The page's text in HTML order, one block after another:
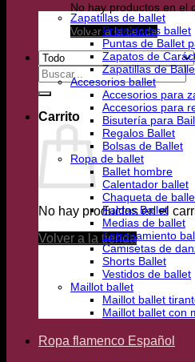
No hay productos en el
Volver a la tienda
Buscar
por:
Carrito
No hay productos en el
Volver a la tienda
Zapatillas de ballet
Protectores ballet
Puntas de Ballet
Zapatos de
Zapatillas de
Accesorios ballet
Accesorios para
Accesorios para
Bisutería para
Regalos Ballet
Bolsas de Ballet
Ropa de ballet
Ballet hombre
Calentador ballet
Chaqueta de
Faldas Ballet
Medias de ballet
Entrenamiento
Camisetas de
Shorts Ballet
Vestidos de ballet
Maillot ballet
Maillot ballet
Maillot ballet con
Ropa flamenco Español